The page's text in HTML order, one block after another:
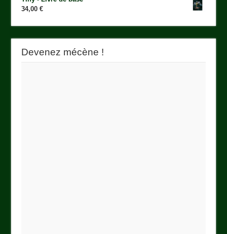
34,00€
Devenez mécène !